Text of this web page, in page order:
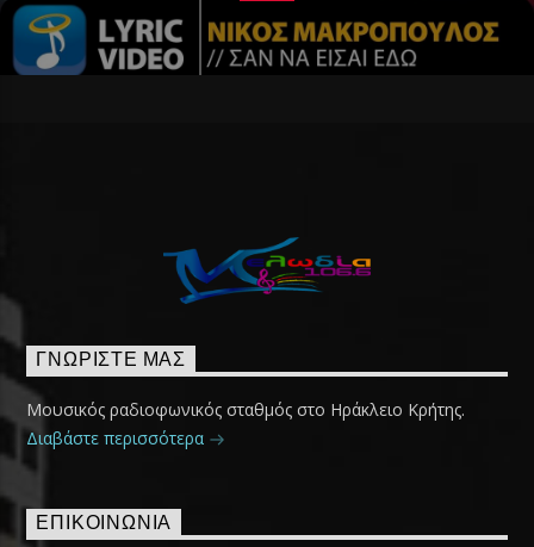
ΓΝΩΡΊΣΤΕ ΜΑΣ
Μουσικός ραδιοφωνικός σταθμός στο Ηράκλειο Κρήτης.
Διαβάστε περισσότερα
ΕΠΙΚΟΙΝΩΝΊΑ